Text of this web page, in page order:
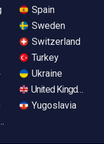
Spain
Sweden
Switzerland
Turkey
Ukraine
United Kingdom
Yugoslavia